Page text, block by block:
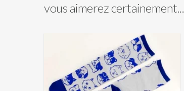
vous aimerez certainement...